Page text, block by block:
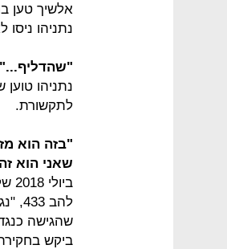
נתניהו
"שהדליף..."
נתניהו
לתקשורת.
"בזה הוא
שאני הוא
להב
שהגישה
ביקש